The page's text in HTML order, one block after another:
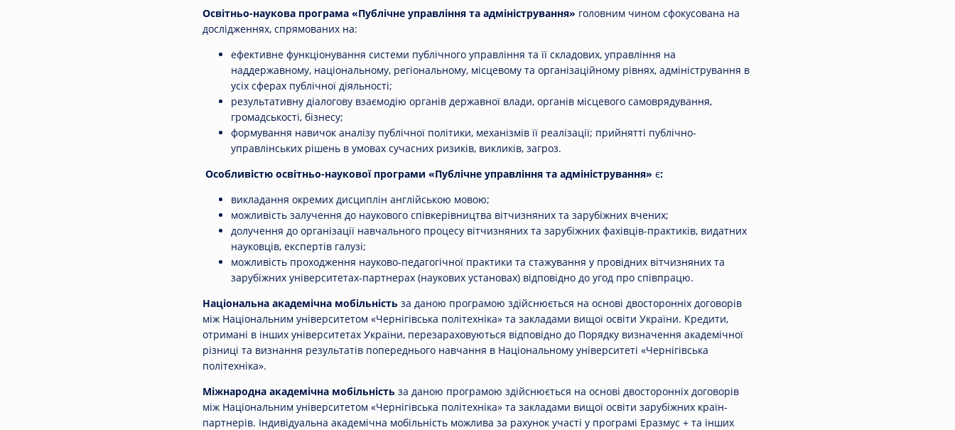
Освітньо-наукова програма «Публічне управління та адміністрування» головним чином сфокусована на
дослідженнях, спрямованих на:
ефективне функціонування системи публічного управління та її складових, управління на
наддержавному, національному, регіональному, місцевому та організаційному рівнях, адміністрування в
усіх сферах публічної діяльності;
результативну діалогову взаємодію органів державної влади, органів місцевого самоврядування,
громадськості, бізнесу;
формування навичок аналізу публічної політики, механізмів її реалізації; прийнятті публічно-
управлінських рішень в умовах сучасних ризиків, викликів, загроз.
Особливістю освітньо-наукової програми «Публічне управління та адміністрування» є:
викладання окремих дисциплін англійською мовою;
можливість залучення до наукового співкерівництва вітчизняних та зарубіжних вчених;
долучення до організації навчального процесу вітчизняних та зарубіжних фахівців-практиків, видатних
науковців, експертів галузі;
можливість проходження науково-педагогічної практики та стажування у провідних вітчизняних та
зарубіжних університетах-партнерах (наукових установах) відповідно до угод про співпрацю.
Національна академічна мобільність за даною програмою здійснюється на основі двосторонніх договорів
між Національним університетом «Чернігівська політехніка» та закладами вищої освіти України. Кредити,
отримані в інших університетах України, перезараховуються відповідно до Порядку визначення академічної
різниці та визнання результатів попереднього навчання в Національному університеті «Чернігівська
політехніка».
Міжнародна академічна мобільність за даною програмою здійснюється на основі двосторонніх договорів
між Національним університетом «Чернігівська політехніка» та закладами вищої освіти зарубіжних країн-
партнерів. Індивідуальна академічна мобільність можлива за рахунок участі у програмі Еразмус + та інших